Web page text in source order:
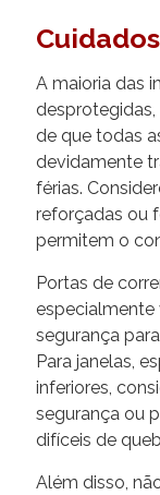
A maioria das
de que todas
devidamente
férias.
reforçadas ou
permitem o
Portas de
especialmente
segurança
Para janelas,
inferiores,
segurança ou
difíceis de
Além disso,